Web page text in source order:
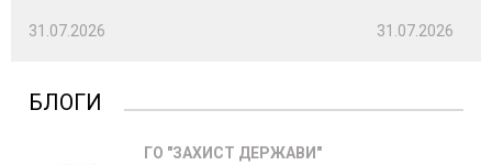
31.07.2026 31.07.2026
БЛОГИ
ГО "ЗАХИСТ ДЕРЖАВИ"